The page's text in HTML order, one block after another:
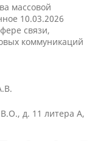
массовой
10.03.2026
связи,
коммуникаций
д. 11 литера А,